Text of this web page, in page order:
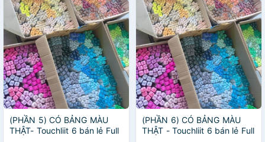
(PHẦN 5) CÓ BẢNG MÀU
THẬT- Touchliit 6 bán lẻ Full
(PHẦN 6) CÓ BẢNG MÀU
THẬT - Touchliit 6 bán lẻ Full